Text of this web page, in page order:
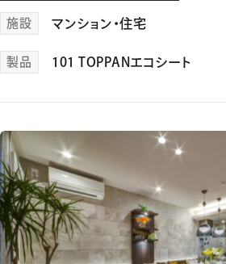
施設 マンション・住宅
製品 101 TOPPANエコシート